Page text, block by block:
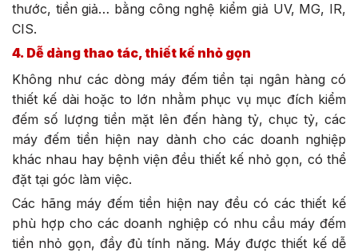
thước, tiền giả… bằng công nghệ kiểm giả UV, MG, IR,
CIS.
4. Dễ dàng thao tác, thiết kế nhỏ gọn
Không như các dòng máy đếm tiền tại ngân hàng có
thiết kế dài hoặc to lớn nhằm phục vụ mục đích kiểm
đếm số lượng tiền mặt lên đến hàng tỷ, chục tỷ, các
máy đếm tiền hiện nay dành cho các doanh nghiệp
khác nhau hay bệnh viện đều thiết kế nhỏ gọn, có thể
đặt tại góc làm việc.
Các hãng máy đếm tiền hiện nay đều có các thiết kế
phù hợp cho các doanh nghiệp có nhu cầu máy đếm
tiền nhỏ gọn, đầy đủ tính năng. Máy được thiết kế dễ